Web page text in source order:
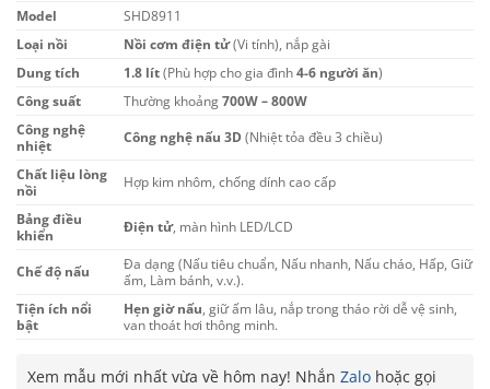
Model
SHD8911
Loại nồi
Nồi cơm điện tử(Vi tính), nắp gài
Dung tích
1.8 lít(Phù hợp cho gia đình4-6 người ăn)
Công suất
Thường khoảng700W – 800W
Công nghệ
nhiệt
Công nghệ nấu 3D(Nhiệt tỏa đều 3 chiều)
Chất liệu lòng
nồi
Hợp kim nhôm, chống dính cao cấp
Bảng điều
khiển
Điện tử, màn hình LED/LCD
Chế độ nấu
Đa dạng (Nấu tiêu chuẩn, Nấu nhanh, Nấu cháo, Hấp, Giữ
ấm, Làm bánh, v.v.).
Tiện ích nổi
bật
Hẹn giờ nấu, giữ ấm lâu, nắp trong tháo rời dễ vệ sinh,
van thoát hơi thông minh.
Xem mẫu mới nhất vừa về hôm nay! Nhắn Zalo hoặc gọi